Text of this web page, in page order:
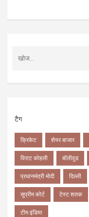
टैग
क्रिकेट शेयर बाजार
विराट कोहली बॉलीवुड
प्रधानमंत्री मोदी दिल्ली
सुप्रीम कोर्ट टेस्ट शतक
टीम इंडिया